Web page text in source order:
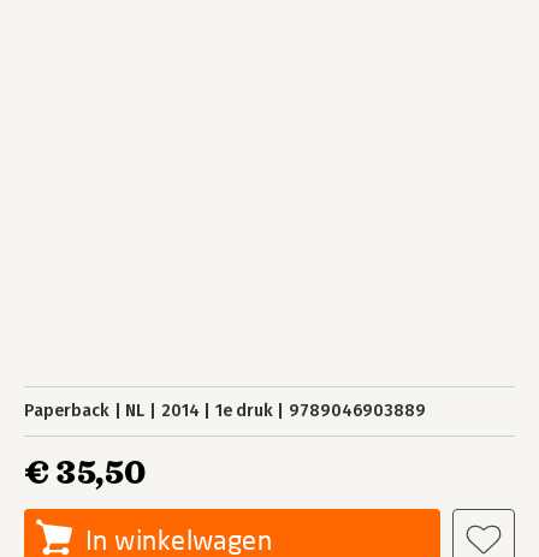
Paperback NL 2014 1e druk 9789046903889
€ 35,50
In winkelwagen